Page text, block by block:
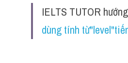
Đề thi thật Task 2
IELTS TUTOR
dùng tính